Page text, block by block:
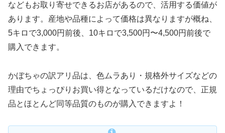
などもお取り寄せできるお店があるので、活用する価値が
あります。産地や品種によって価格は異なりますが概ね、
5キロで3,000円前後、10キロで3,500円〜4,500円前後で
購入できます。
かぼちゃの訳アリ品は、色ムラあり・規格外サイズなどの
理由でちょっぴりお買い得となっているだけなので、正規
品とほとんど同等品質のものが購入できますよ！